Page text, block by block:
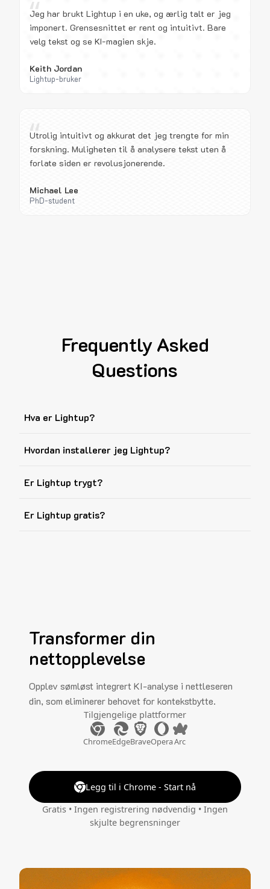
“
Jeg har brukt Lightup i en uke, og ærlig talt er jeg
imponert. Grensesnittet er rent og intuitivt. Bare
velg tekst og se KI-magien skje.
Keith Jordan
Lightup-bruker
“
Utrolig intuitivt og akkurat det jeg trengte for min
forskning. Muligheten til å analysere tekst uten å
forlate siden er revolusjonerende.
Michael Lee
PhD-student
Frequently Asked
Questions
Hva er Lightup?
Hvordan installerer jeg Lightup?
Er Lightup trygt?
Er Lightup gratis?
Transformer din
nettopplevelse
Opplev sømløst integrert KI-analyse i nettleseren
din, som eliminerer behovet for kontekstbytte.
Tilgjengelige plattformer
ChromeEdgeBraveOperaArc
Legg til i Chrome - Start nå
Gratis • Ingen registrering nødvendig • Ingen
skjulte begrensninger